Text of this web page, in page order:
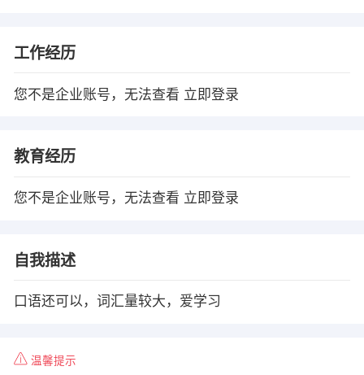
工作经历
您不是企业账号，无法查看 立即登录
教育经历
您不是企业账号，无法查看 立即登录
自我描述
口语还可以，词汇量较大，爱学习
温馨提示